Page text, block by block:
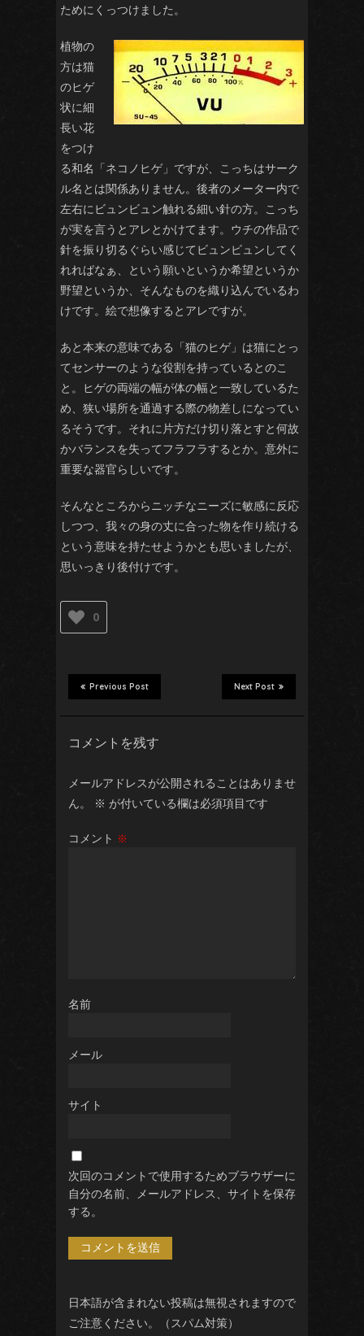
ためにくっつけました。
植物の
方は猫
のヒゲ
状に細
長い花
をつけ
る和名「ネコノヒゲ」ですが、こっちはサーク
ル名とは関係ありません。後者のメーター内で
左右にビュンビュン触れる細い針の方。こっち
が実を言うとアレとかけてます。ウチの作品で
針を振り切るぐらい感じてビュンビュンしてく
れればなぁ、という願いというか希望というか
野望というか、そんなものを織り込んでいるわ
けです。絵で想像するとアレですが。
あと本来の意味である「猫のヒゲ」は猫にとっ
てセンサーのような役割を持っているとのこ
と。ヒゲの両端の幅が体の幅と一致しているた
め、狭い場所を通過する際の物差しになってい
るそうです。それに片方だけ切り落とすと何故
かバランスを失ってフラフラするとか。意外に
重要な器官らしいです。
そんなところからニッチなニーズに敏感に反応
しつつ、我々の身の丈に合った物を作り続ける
という意味を持たせようかとも思いましたが、
思いっきり後付けです。
0
Next Post
Previous Post
コメントを残す
メールアドレスが公開されることはありませ
ん。
※ が付いている欄は必須項目です
コメント ※
名前
メール
サイト
次回のコメントで使用するためブラウザーに
自分の名前、メールアドレス、サイトを保存
する。
日本語が含まれない投稿は無視されますので
ご注意ください。（スパム対策）